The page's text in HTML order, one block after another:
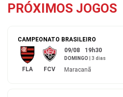
PRÓXIMOS JOGOS
CAMPEONATO BRASILEIRO
FLA FCV
09/08 19h30
DOMINGO 3 dias
Maracanã